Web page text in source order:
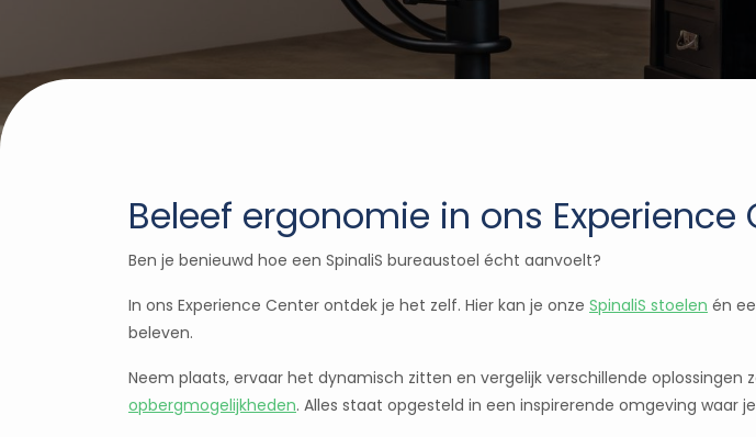
Beleef ergonomie in ons Experience
Ben je benieuwd hoe een SpinaliS bureaustoel écht aanvoelt?
In ons Experience Center ontdek je het zelf. Hier kan je onze SpinaliS stoelen én
beleven.
Neem plaats, ervaar het dynamisch zitten en vergelijk verschillende oplossingen
opbergmogelijkheden. Alles staat opgesteld in een inspirerende omgeving waar